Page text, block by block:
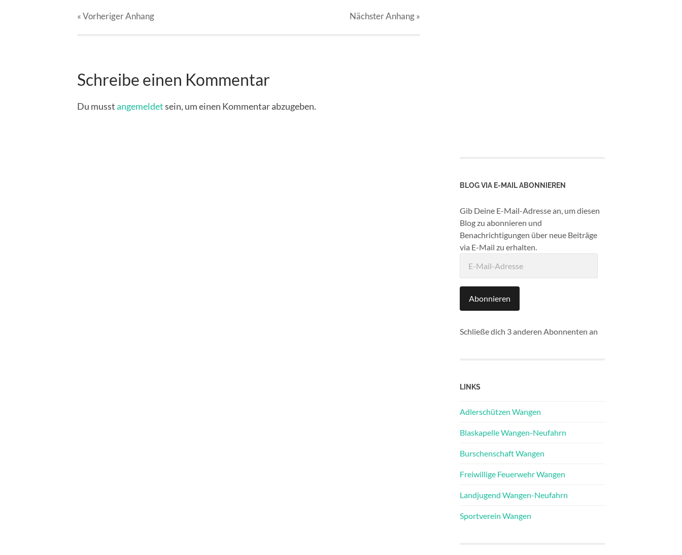
« VorherigerAnhang NächsterAnhang»
Schreibe einen Kommentar
Du musstangemeldetsein, um einen Kommentar abzugeben.
BLOG VIA E-MAIL ABONNIEREN
Gib Deine E-Mail-Adresse an, um diesen
Blog zu abonnieren und
Benachrichtigungen über neue Beiträge
via E-Mail zu erhalten.
Mail-
Abonnieren
Schließe dich 3 anderen Abonnenten an
LINKS
Adlerschützen Wangen
Blaskapelle Wangen-Neufahrn
Burschenschaft Wangen
Freiwillige Feuerwehr Wangen
Landjugend Wangen-Neufahrn
Sportverein Wangen